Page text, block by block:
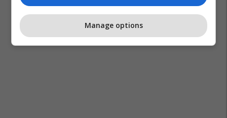
Manage options